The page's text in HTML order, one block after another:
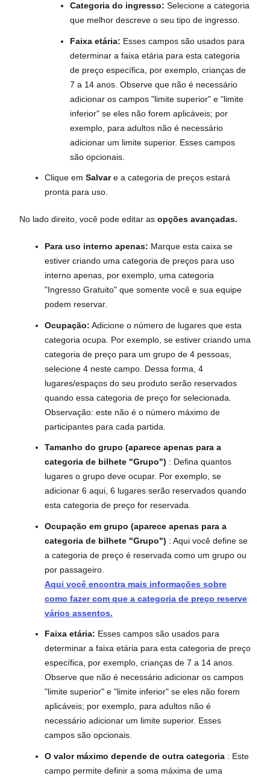
Categoria do ingresso: Selecione a categoria
que melhor descreve o seu tipo de ingresso.
Faixa etária: Esses campos são usados para
determinar a faixa etária para esta categoria
de preço específica, por exemplo, crianças de
7 a 14 anos. Observe que não é necessário
adicionar os campos "limite superior" e "limite
inferior" se eles não forem aplicáveis; por
exemplo, para adultos não é necessário
adicionar um limite superior. Esses campos
são opcionais.
Clique em Salvare a categoria de preços estará
pronta para uso.
No lado direito, você pode editar as opções avançadas.
Para uso interno apenas: Marque esta caixa se
estiver criando uma categoria de preços para uso
interno apenas, por exemplo, uma categoria
"Ingresso Gratuito" que somente você e sua equipe
podem reservar.
Ocupação: Adicione o número de lugares que esta
categoria ocupa. Por exemplo, se estiver criando uma
categoria de preço para um grupo de 4 pessoas,
selecione 4 neste campo. Dessa forma, 4
lugares/espaços do seu produto serão reservados
quando essa categoria de preço for selecionada.
Observação: este não é o número máximo de
participantes para cada partida.
Tamanho do grupo (aparece apenas para a
categoria de bilhete "Grupo") : Defina quantos
lugares o grupo deve ocupar. Por exemplo, se
adicionar 6 aqui, 6 lugares serão reservados quando
esta categoria de preço for reservada.
Ocupação em grupo (aparece apenas para a
categoria de bilhete "Grupo") : Aqui você define se
a categoria de preço é reservada como um grupo ou
por passageiro.
Aqui você encontra mais informações sobre
como fazer com que a categoria de preço reserve
vários assentos.
Faixa etária: Esses campos são usados para
determinar a faixa etária para esta categoria de preço
específica, por exemplo, crianças de 7 a 14 anos.
Observe que não é necessário adicionar os campos
"limite superior" e "limite inferior" se eles não forem
aplicáveis; por exemplo, para adultos não é
necessário adicionar um limite superior. Esses
campos são opcionais.
O valor máximo depende de outra categoria : Este
campo permite definir a soma máxima de uma